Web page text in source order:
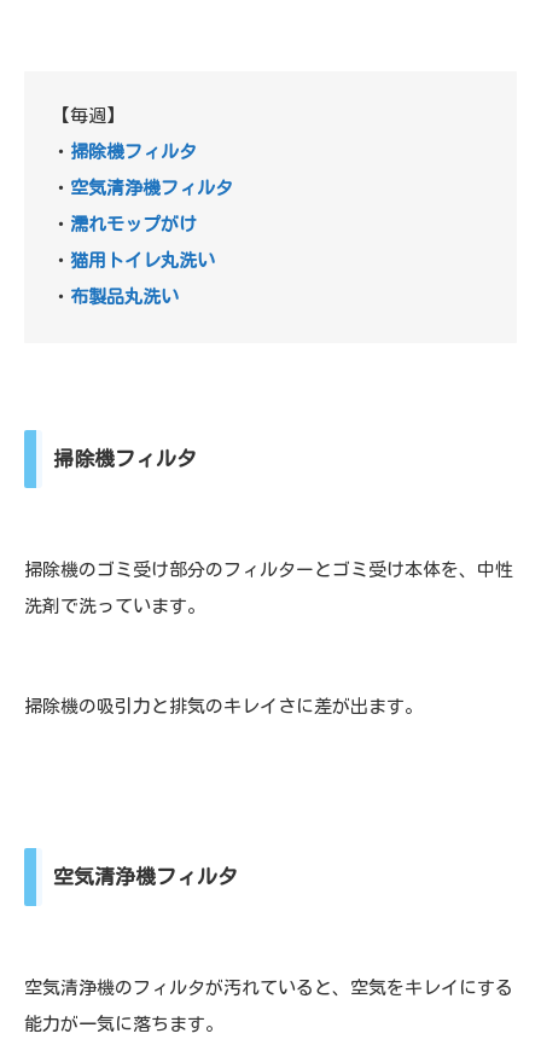
【毎週】
・ 掃除機フィルタ
・ 空気清浄機フィルタ
・ 濡れモップがけ
・ 猫用トイレ丸洗い
・ 布製品丸洗い
掃除機フィルタ
掃除機のゴミ受け部分のフィルターとゴミ受け本体を、中性
洗剤で洗っています。
掃除機の吸引力と排気のキレイさに差が出ます。
空気清浄機フィルタ
空気清浄機のフィルタが汚れていると、空気をキレイにする
能力が一気に落ちます。